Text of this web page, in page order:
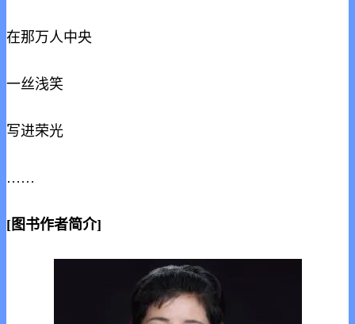
在那万人中央
一丝浅笑
写进荣光
……
[图书作者简介]